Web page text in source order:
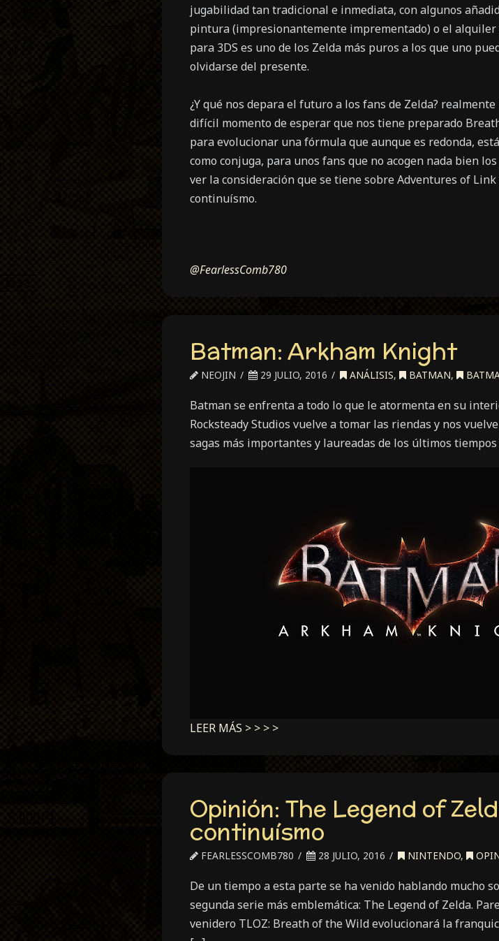
jugabilidad tan tradicional e inmediata, con algunos
pintura (impresionantemente imprementado) o el alquiler
para 3DS es uno de los Zelda más puros a los que uno
olvidarse del presente.
¿Y qué nos depara el futuro a los fans de Zelda?
difícil momento de esperar que nos tiene preparado
para evolucionar una fórmula que aunque es redonda,
como conjuga, para unos fans que no acogen nada bien
ver la consideración que se tiene sobre Adventures of
continuísmo.
@FearlessComb780
Batman: Arkham Knight
NEOJIN 29 JULIO, 2016 ANÁLISIS, BATMAN,
Batman se enfrenta a todo lo que le atormenta en su
Rocksteady Studios vuelve a tomar las riendas y nos
sagas más importantes y laureadas de los últimos
LEER MÁS > > > >
Opinión: The Legend of
continuísmo
FEARLESSCOMB780 28 JULIO, 2016 NINTENDO,
De un tiempo a esta parte se ha venido hablando mucho
segunda serie más emblemática: The Legend of Zelda.
venidero TLOZ: Breath of the Wild evolucionará la